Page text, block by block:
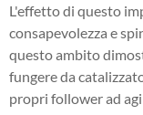
L'effetto di questo
consapevolezza e
questo ambito
fungere da
propri follower ad